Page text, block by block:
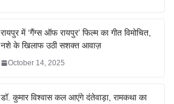
रायपुर में ‘गैंग्स ऑफ रायपुर’ फिल्म का गीत विमोचित,
नशे के खिलाफ उठी सशक्त आवाज़
October 14, 2025
डॉ. कुमार विश्वास कल आएंगे दंतेवाड़ा, रामकथा का